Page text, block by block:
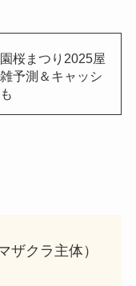
桜まつり2025屋
予測＆キャッシ
ザクラ主体）